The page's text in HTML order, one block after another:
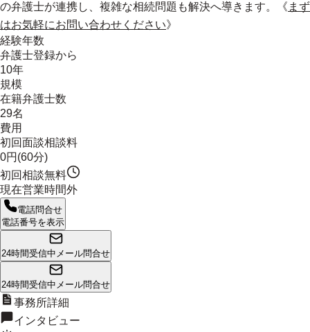
の弁護士が連携し、複雑な相続問題も解決へ導きます。《 まず
はお気軽にお問い合わせください》
経験年数
弁護士登録から
10年
規模
在籍弁護士数
29名
費用
初回面談相談料
0円(60分)
初回相談無料
現在営業時間外
電話問合せ
電話番号を表示
24時間受信中 メール問合せ
24時間受信中 メール問合せ
事務所詳細
インタビュー